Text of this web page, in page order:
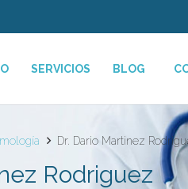
SERVICIOS BLOG
Dr. Dario Martinez
Rodriguez